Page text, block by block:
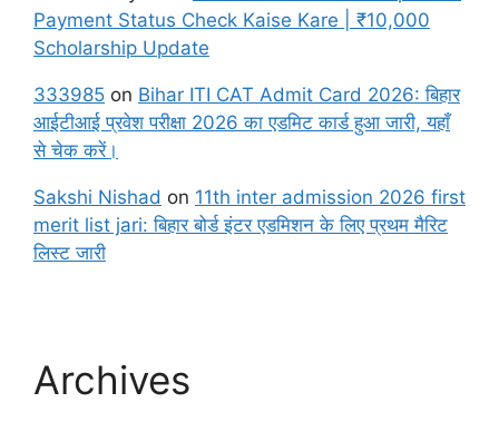
Payment Status Check Kaise Kare | ₹10,000
Scholarship Update
333985 on Bihar ITI CAT Admit Card 2026: बिहार
आईटीआई प्रवेश परीक्षा 2026 का एडमिट कार्ड हुआ जारी, यहाँ
से चेक करें।
Sakshi Nishad on 11th inter admission 2026 first
merit list jari: बिहार बोर्ड इंटर एडमिशन के लिए प्रथम मैरिट
लिस्ट जारी
Archives